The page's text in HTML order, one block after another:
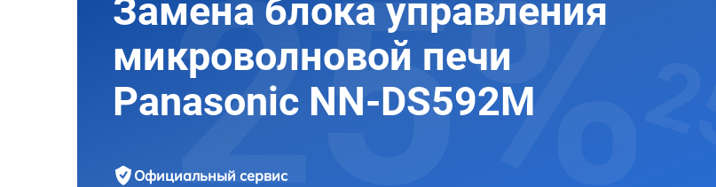
Замена блока управления
микроволновой печи
Panasonic NN-DS592M
Официальный сервис